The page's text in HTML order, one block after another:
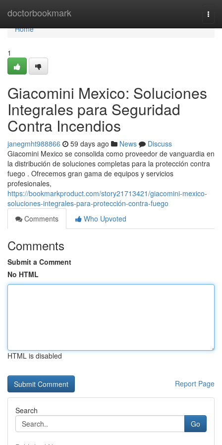
doctorbookmark
Home
Home
1
Giacomini Mexico: Soluciones
Integrales para Seguridad
Contra Incendios
janegmht988866 59 days ago News
Discuss
Giacomini Mexico se consolida como proveedor de vanguardia en
la distribución de soluciones completas para la protección contra
fuego . Ofrecemos gran gama de equipos y servicios
profesionales,
https://bookmarkproduct.com/story21713421/giacomini-mexico-
soluciones-integrales-para-protección-contra-fuego
Comments
Who Upvoted
Comments
Submit a Comment
No HTML
HTML is disabled
Report Page
Search
Go